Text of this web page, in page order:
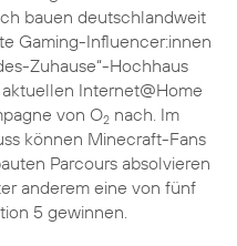
bauen deutschlandweit
Gaming-Influencer:innen
Zuhause“-Hochhaus
aktuellen Internet@Home
von O2nach. Im
können Minecraft-Fans
Parcours absolvieren
anderem eine von fünf
5 gewinnen.